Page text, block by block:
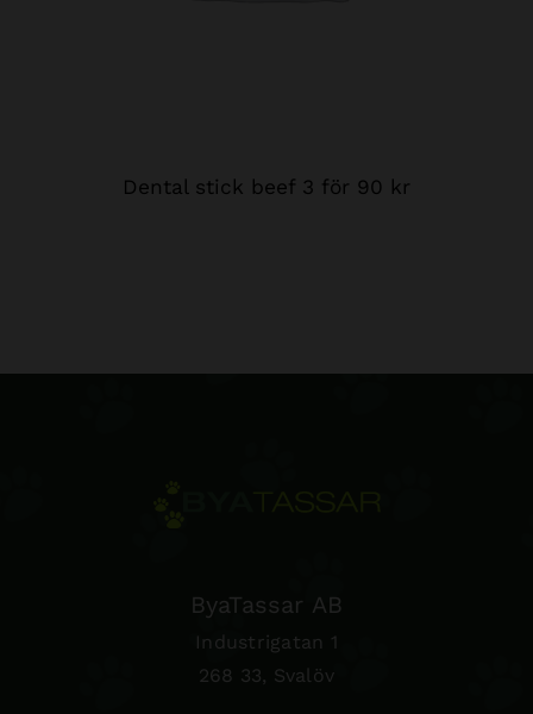
Dental stick beef 3 för 90 kr
ByaTassar AB
Industrigatan 1
268 33, Svalöv